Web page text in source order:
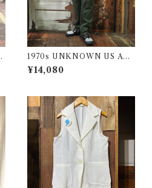
1970s UNKNOWN US AR
MY Style Utility Pants / Ba
ker 70年代 米軍 ベイカー パ
¥14,080